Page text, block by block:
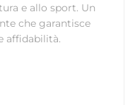
e allo sport. Un
che garantisce
affidabilità.